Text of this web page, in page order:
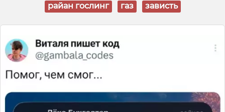
райан гослинг
газ зависть